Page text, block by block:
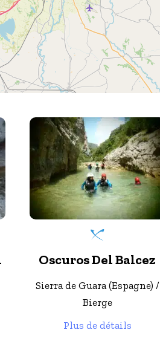
Canyon de Portiacha
Sierra de Guara (Espagne) /
Lecina
Plus de détails